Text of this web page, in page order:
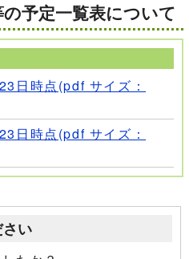
予定一覧表について
日時点(pdf サイズ：
日時点(pdf サイズ：
い